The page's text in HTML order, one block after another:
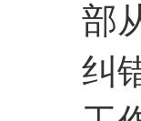
部
纠